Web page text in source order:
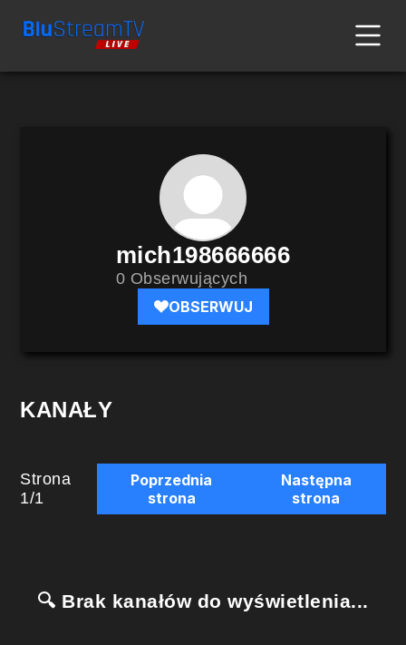
mich198666666
0 Obserwujących
OBSERWUJ
KANAŁY
Strona
1/1
Poprzednia
strona
Następna
strona
🔍 Brak kanałów do wyświetlenia...